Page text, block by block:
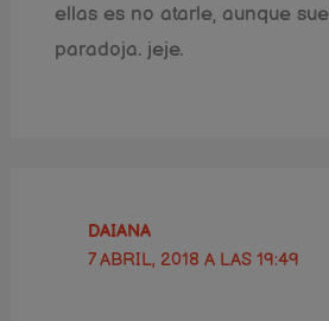
ellas es no atarle, aunque
paradoja. jeje.
DAIANA
7 ABRIL, 2018 A LAS 19:49